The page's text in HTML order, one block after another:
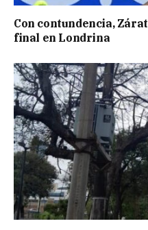
Con contundencia,
final en Londrina